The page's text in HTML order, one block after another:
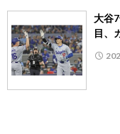
大谷
目、